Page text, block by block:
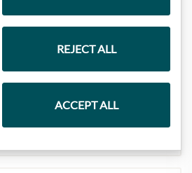
REJECT ALL
ACCEPT ALL